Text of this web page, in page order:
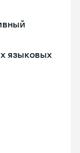
языковых